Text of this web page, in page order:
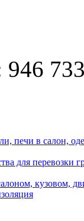
946
печи в салон,
для перевозки
кузовом,